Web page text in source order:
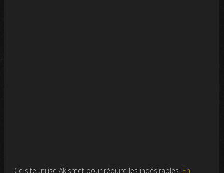
Ce site utilise Akismet pour réduire les indésirables. En